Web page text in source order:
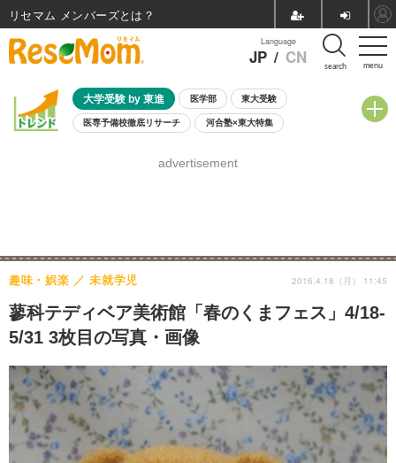
menu
Language
JP / CN search
大学受験 by 東進 医学部 東大受験
医専予備校徹底リサーチ 河合塾×東大特集
8月開催学校説明会・相談会
advertisement
蓼科テディベア美術館「春のくまフェス」4/18-
5/31 3枚目の写真・画像
趣味・娯楽 未就学児 2016.4.18（月） 11:45
リセマム メンバーズ